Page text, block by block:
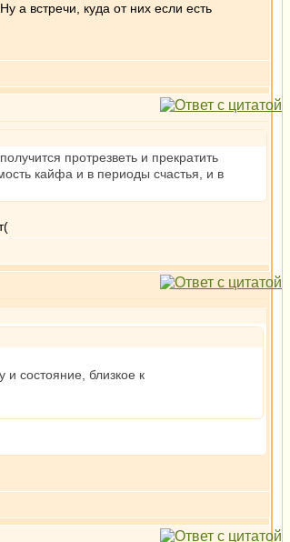
а встречи, куда от них если есть
протрезветь и прекратить
кайфа и в периоды счастья, и в
состояние, близкое к